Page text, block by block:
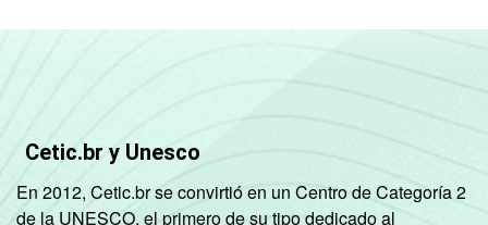
GRAU DE
INSTRUÇÃO
do Ensino
Fundamental
33 59
Cetic.br y Unesco
En 2012, Cetic.br se convirtió en un Centro de Categoría 2
de la UNESCO, el primero de su tipo dedicado al